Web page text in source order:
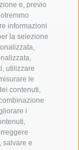
e, previo
informazioni
la selezione
utilizzare
le
contenuti,
i
salvare e
con